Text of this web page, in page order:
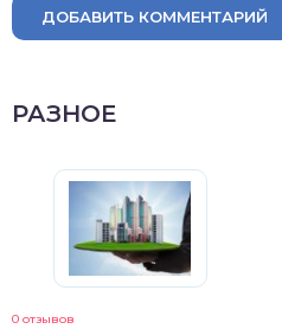
ДОБАВИТЬ КОММЕНТАРИЙ
РАЗНОЕ
0 отзывов